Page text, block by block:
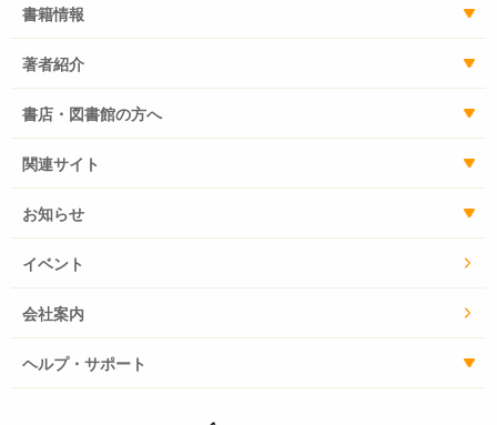
書籍情報
著者紹介
書店・図書館の方へ
関連サイト
お知らせ
イベント
会社案内
ヘルプ・サポート